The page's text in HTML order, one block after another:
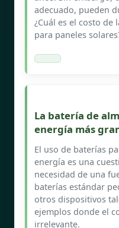
adecuado, pueden
¿Cuál es el costo de
para paneles
La batería de
energía más
El uso de baterías
energía es una
necesidad de una
baterías estándar
otros dispositivos
ejemplos donde el
irrelevante.